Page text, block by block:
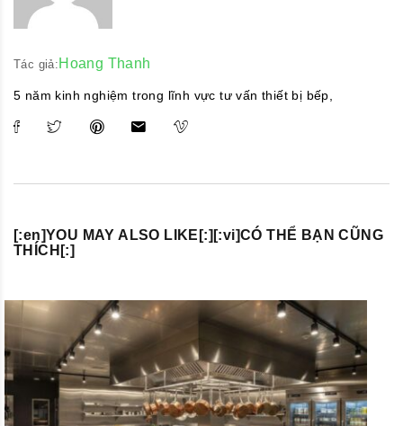
Tác giả: Hoang Thanh
5 năm kinh nghiệm trong lĩnh vực tư vấn thiết bị bếp,
[:en]YOU MAY ALSO LIKE[:][:vi]CÓ THỂ BẠN CŨNG
THÍCH[:]